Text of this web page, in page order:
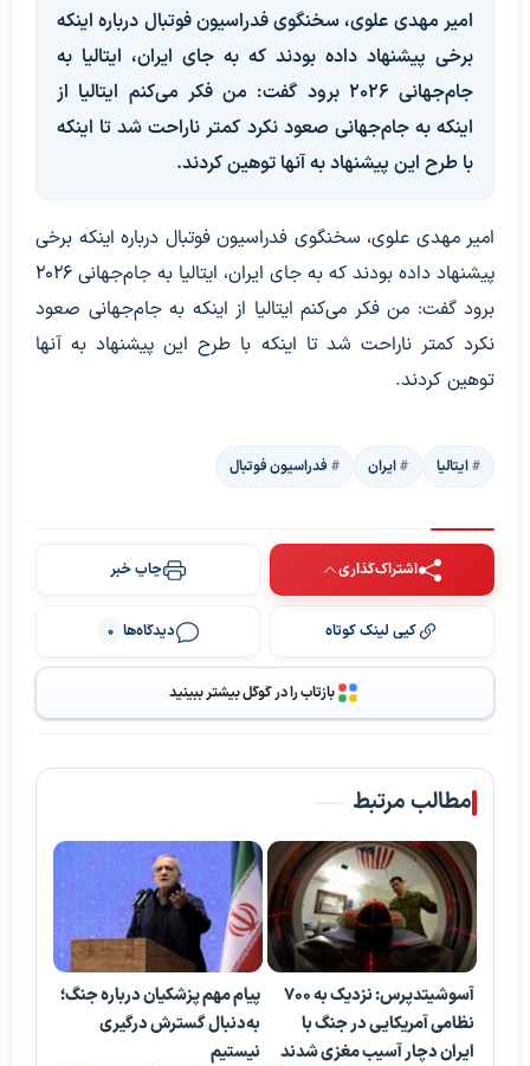
امیر مهدی علوی، سخنگوی فدراسیون فوتبال درباره اینکه
برخی پیشنهاد داده بودند که به جای ایران، ایتالیا به
جام‌جهانی ۲۰۲۶ برود گفت: من فکر می‌کنم ایتالیا از
اینکه به جام‌جهانی صعود نکرد کمتر ناراحت شد تا اینکه
با طرح این پیشنهاد به آنها توهین کردند.
امیر مهدی علوی، سخنگوی فدراسیون فوتبال درباره اینکه برخی
پیشنهاد داده بودند که به جای ایران، ایتالیا به جام‌جهانی ۲۰۲۶
برود گفت: من فکر می‌کنم ایتالیا از اینکه به جام‌جهانی صعود
نکرد کمتر ناراحت شد تا اینکه با طرح این پیشنهاد به آنها
توهین کردند.
ایتالیا ایران فدراسیون فوتبال
اشتراک‌گذاری چاپ خبر
کپی لینک کوتاه دیدگاه‌ها 0
بازتاب را در گوگل بیشتر ببینید
مطالب مرتبط
آسوشیتدپرس: نزدیک به ۷۰۰
نظامی آمریکایی در جنگ با
ایران دچار آسیب مغزی شدند
پیام مهم پزشکیان درباره جنگ؛
به‌دنبال گسترش درگیری
نیستیم